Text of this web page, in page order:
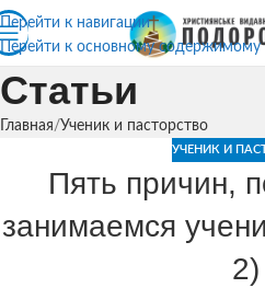
Перейти к навигации
Перейти к основному содержимому
Статьи
Главная Ученик и пасторство
УЧЕНИК И
Пять причин,
занимаемся
2)